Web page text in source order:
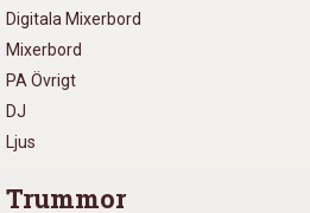
Digitala Mixerbord
Mixerbord
PA Övrigt
DJ
Ljus
Trummor